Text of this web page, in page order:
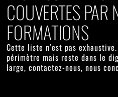
COUVERTES PAR
FORMATIONS
Cette liste n’est pas
périmètre mais reste dans le
large, contactez-nous, nous